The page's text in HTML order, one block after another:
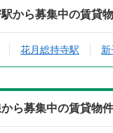
から募集中の賃貸
花月総持寺駅
ら募集中の賃貸物